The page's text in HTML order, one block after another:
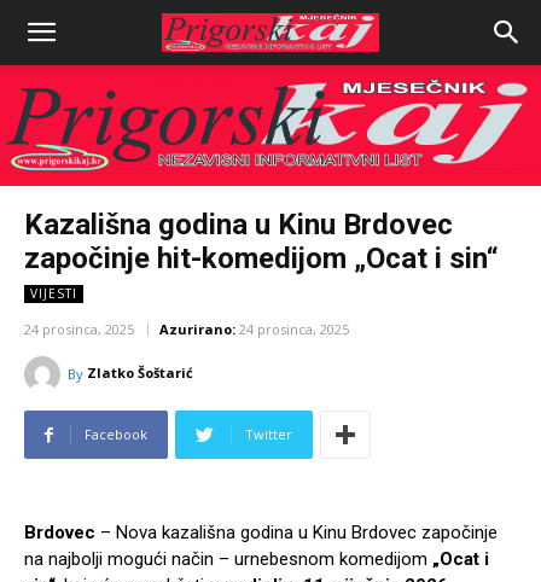
Kazališna godina u Kinu Brdovec
započinje hit-komedijom „Ocat i sin“
VIJESTI
24 prosinca, 2025 Azurirano: 24 prosinca, 2025
By Zlatko Šoštarić
Facebook Twitter
Brdovec – Nova kazališna godina u Kinu Brdovec započinje
na najbolji mogući način – urnebesnom komedijom „Ocat i